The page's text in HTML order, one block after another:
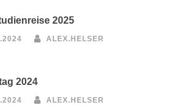
2025
ALEX.HELSER
2024
ALEX.HELSER